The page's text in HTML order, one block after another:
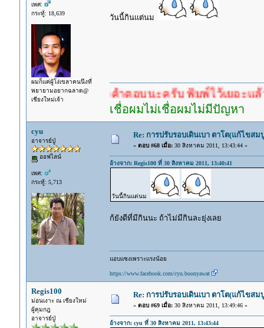
เพศ:
กระทู้: 18,639
ผมก็แค่ผู้โง่เขลาคนนึงที่
พยายามอยากฉลาด@
เชียงใหม่เจ้า
วันนี้กินแต่นม
ตอบก่อนรอคำตอบนะครับ พิมพ์ไว้เยอะแล้ว หาอ่าน
เชื่อผมไม่เชื่อผมไม่มีปัญหา
cyu
อาจารย์ปู่
ออฟไลน์
เพศ:
กระทู้: 5,713
Re: การปรับรอบเดินเบา ตาโต(แก้ไขส
« ตอบ #68 เมื่อ:30 สิงหาคม 2011, 13:43:44 »
อ้างจาก: Regis100 ที่ 30 สิงหาคม 2011, 13:40:41
วันนี้กินแต่นม
ก้ยังดีที่มีกินนะ ถ้าไม่มีกินละยุ่งเลย
แอบแซงเพราะแรงน้อย
https://www.facebook.com/cyu.boonyawat
Regis100
ม่อนเงาะ ณ เชียงใหม่
ผู้คุมกฎ
อาจารย์ปู่
Re: การปรับรอบเดินเบา ตาโต(แก้ไขส
« ตอบ #69 เมื่อ:30 สิงหาคม 2011, 13:49:46 »
อ้างจาก: cyu ที่ 30 สิงหาคม 2011, 13:43:44